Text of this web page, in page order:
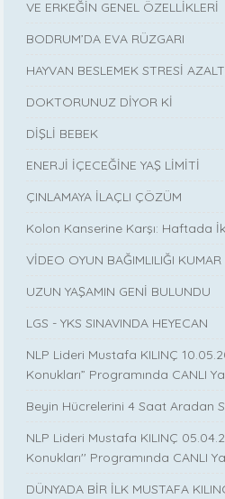
VE ERKEĞİN GENEL ÖZELLİKLERİ
BODRUM’DA EVA RÜZGARI
HAYVAN BESLEMEK STRESİ
DOKTORUNUZ DİYOR Kİ
DİŞLİ BEBEK
ENERJİ İÇECEĞİNE YAŞ LİMİTİ
ÇINLAMAYA İLAÇLI ÇÖZÜM
Kolon Kanserine Karşı: Haftada
VİDEO OYUN BAĞIMLILIĞI KUMAR
UZUN YAŞAMIN GENİ BULUNDU
LGS - YKS SINAVINDA HEYECAN
NLP Lideri Mustafa KILINÇ
Konukları” Programında CANLI
Beyin Hücrelerini 4 Saat Aradan
NLP Lideri Mustafa KILINÇ
Konukları'' Programında CANLI
DÜNYADA BİR İLK MUSTAFA